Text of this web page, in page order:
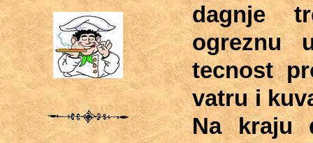
dagnje
ogreznu
tecnost
vatru i
Na kraju